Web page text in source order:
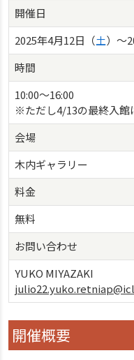
開催日
2025年4月12日（土）〜
時間
10:00～16:00
※ただし4/13の最終入館
会場
木内ギャラリー
料金
無料
お問い合わせ
YUKO MIYAZAKI
開催概要